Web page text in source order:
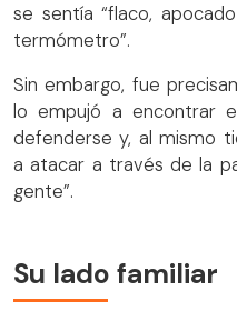
se sentía “flaco,
termómetro”.
Sin embargo, fue
lo empujó a encontrar
defenderse y, al mismo
a atacar a través de la
gente”.
Su lado familiar